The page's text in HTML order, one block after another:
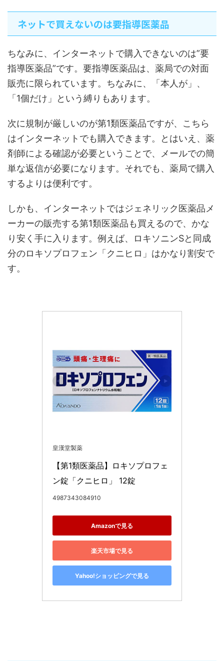
ネットで買えないのは要指導医薬品
ちなみに、インターネットで購入できないのは”要
指導医薬品”です。要指導医薬品は、薬局での対面
販売に限られています。ちなみに、「本人が」、
「1個だけ」という縛りもあります。
次に規制が厳しいのが第1類医薬品ですが、こちら
はインターネットでも購入できます。とはいえ、薬
剤師による確認が必要ということで、メールでの簡
単な返信が必要になります。それでも、薬局で購入
するよりは便利です。
しかも、インターネットではジェネリック医薬品メ
ーカーの販売する第1類医薬品も買えるので、かな
り安く手に入ります。例えば、ロキソニンSと同成
分のロキソプロフェン「クニヒロ」はかなり割安で
す。
皇漢堂製薬
【第1類医薬品】ロキソプロフェ
ン錠「クニヒロ」 12錠
4987343084910
Amazonで見る
楽天市場で見る
Yahoo!ショッピングで見る